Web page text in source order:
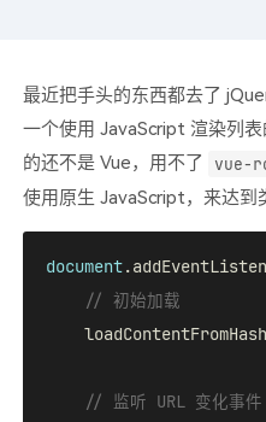
最近把手头的东西都去了
一个使用 JavaScript 渲染列
的还不是 Vue，用不了
vue-
使用原生 JavaScript，来达到
document
// 初始加载
// 监听 URL 变化事件